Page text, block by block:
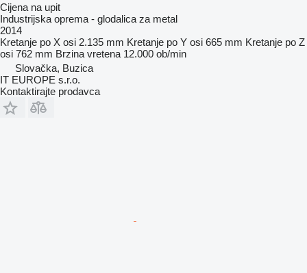
Cijena na upit
Industrijska oprema - glodalica za metal
2014
Kretanje po X osi 2.135 mm Kretanje po Y osi 665 mm Kretanje po Z
osi 762 mm Brzina vretena 12.000 ob/min
Slovačka, Buzica
IT EUROPE s.r.o.
Kontaktirajte prodavca